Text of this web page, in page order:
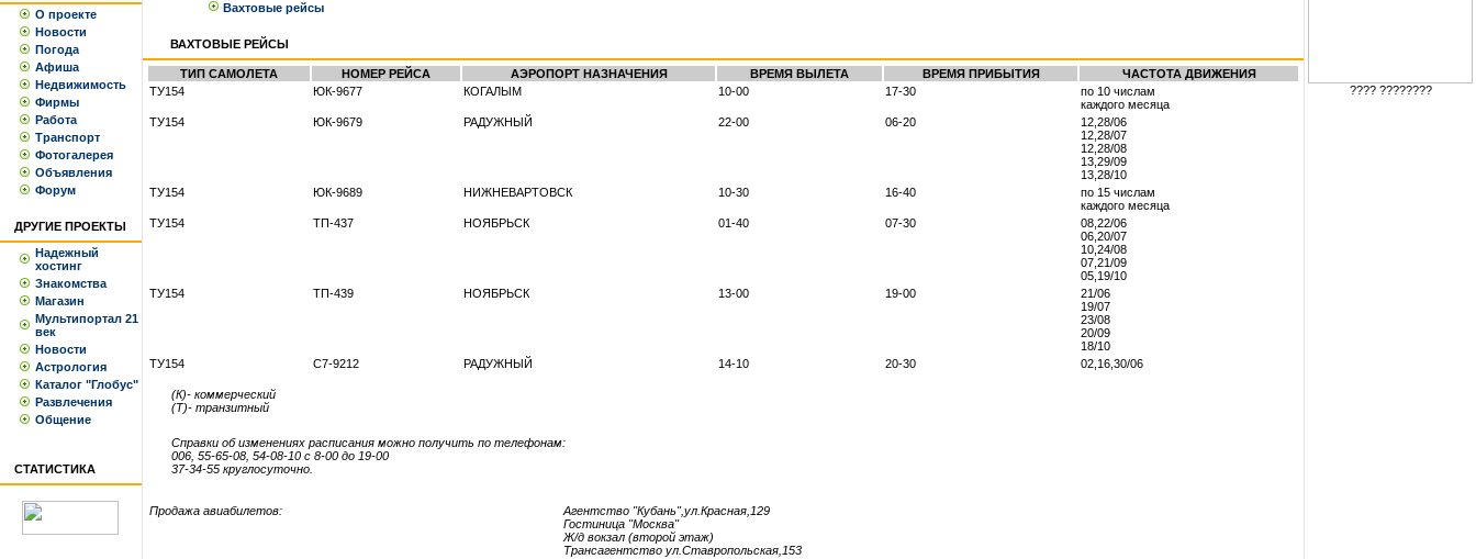
О проекте
Новости
Погода
Афиша
Недвижимость
Фирмы
Работа
Транспорт
Фотогалерея
Объявления
Форум
ДРУГИЕ ПРОЕКТЫ
Надежный
хостинг
Знакомства
Магазин
Мультипортал 21
век
Новости
Астрология
Каталог "Глобус"
Развлечения
Общение
СТАТИСТИКА
Вахтовые рейсы
ВАХТОВЫЕ РЕЙСЫ
ТИП САМОЛЕТА НОМЕР РЕЙСА АЭРОПОРТ НАЗНАЧЕНИЯ ВРЕМЯ ВЫЛЕТА ВРЕМЯ ПРИБЫТИЯ
ЧАСТОТА ДВИЖЕНИЯ
ТУ154
ЮК-9677 КОГАЛЫМ 10-00 17-30
по 10 числам
каждого месяца
ТУ154
ЮК-9679 РАДУЖНЫЙ 22-00 06-20
12,28/06
12,28/07
12,28/08
13,29/09
13,28/10
ТУ154
ЮК-9689 НИЖНЕВАРТОВСК 10-30 16-40
по 15 числам
каждого месяца
ТУ154
ТП-437 НОЯБРЬСК 01-40 07-30
08,22/06
06,20/07
10,24/08
07,21/09
05,19/10
ТУ154
ТП-439 НОЯБРЬСК 13-00 19-00
21/06
19/07
23/08
20/09
18/10
ТУ154
С7-9212 РАДУЖНЫЙ 14-10 20-30 02,16,30/06
(К)- коммерческий
(Т)- транзитный
Справки об изменениях расписания можно получить по телефонам:
006, 55-65-08, 54-08-10 с 8-00 до 19-00
37-34-55 круглосуточно.
Продажа авиабилетов:
Агентство "Кубань",ул.Красная,129
Гостиница "Москва"
Ж/д вокзал (второй этаж)
Трансагентство ул.Ставропольская,153
???? ????????